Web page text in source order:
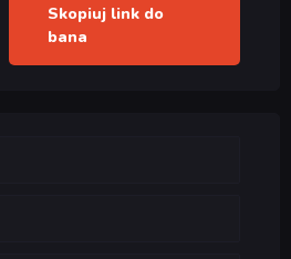
Skopiuj link do
bana